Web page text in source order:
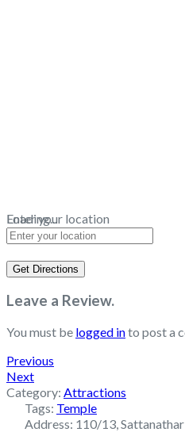
Loading...
Enter your location
Get Directions
Leave a Review.
You must be logged into post a
Previous
Next
Category: Attractions
Tags: Temple
Address: 110/13,